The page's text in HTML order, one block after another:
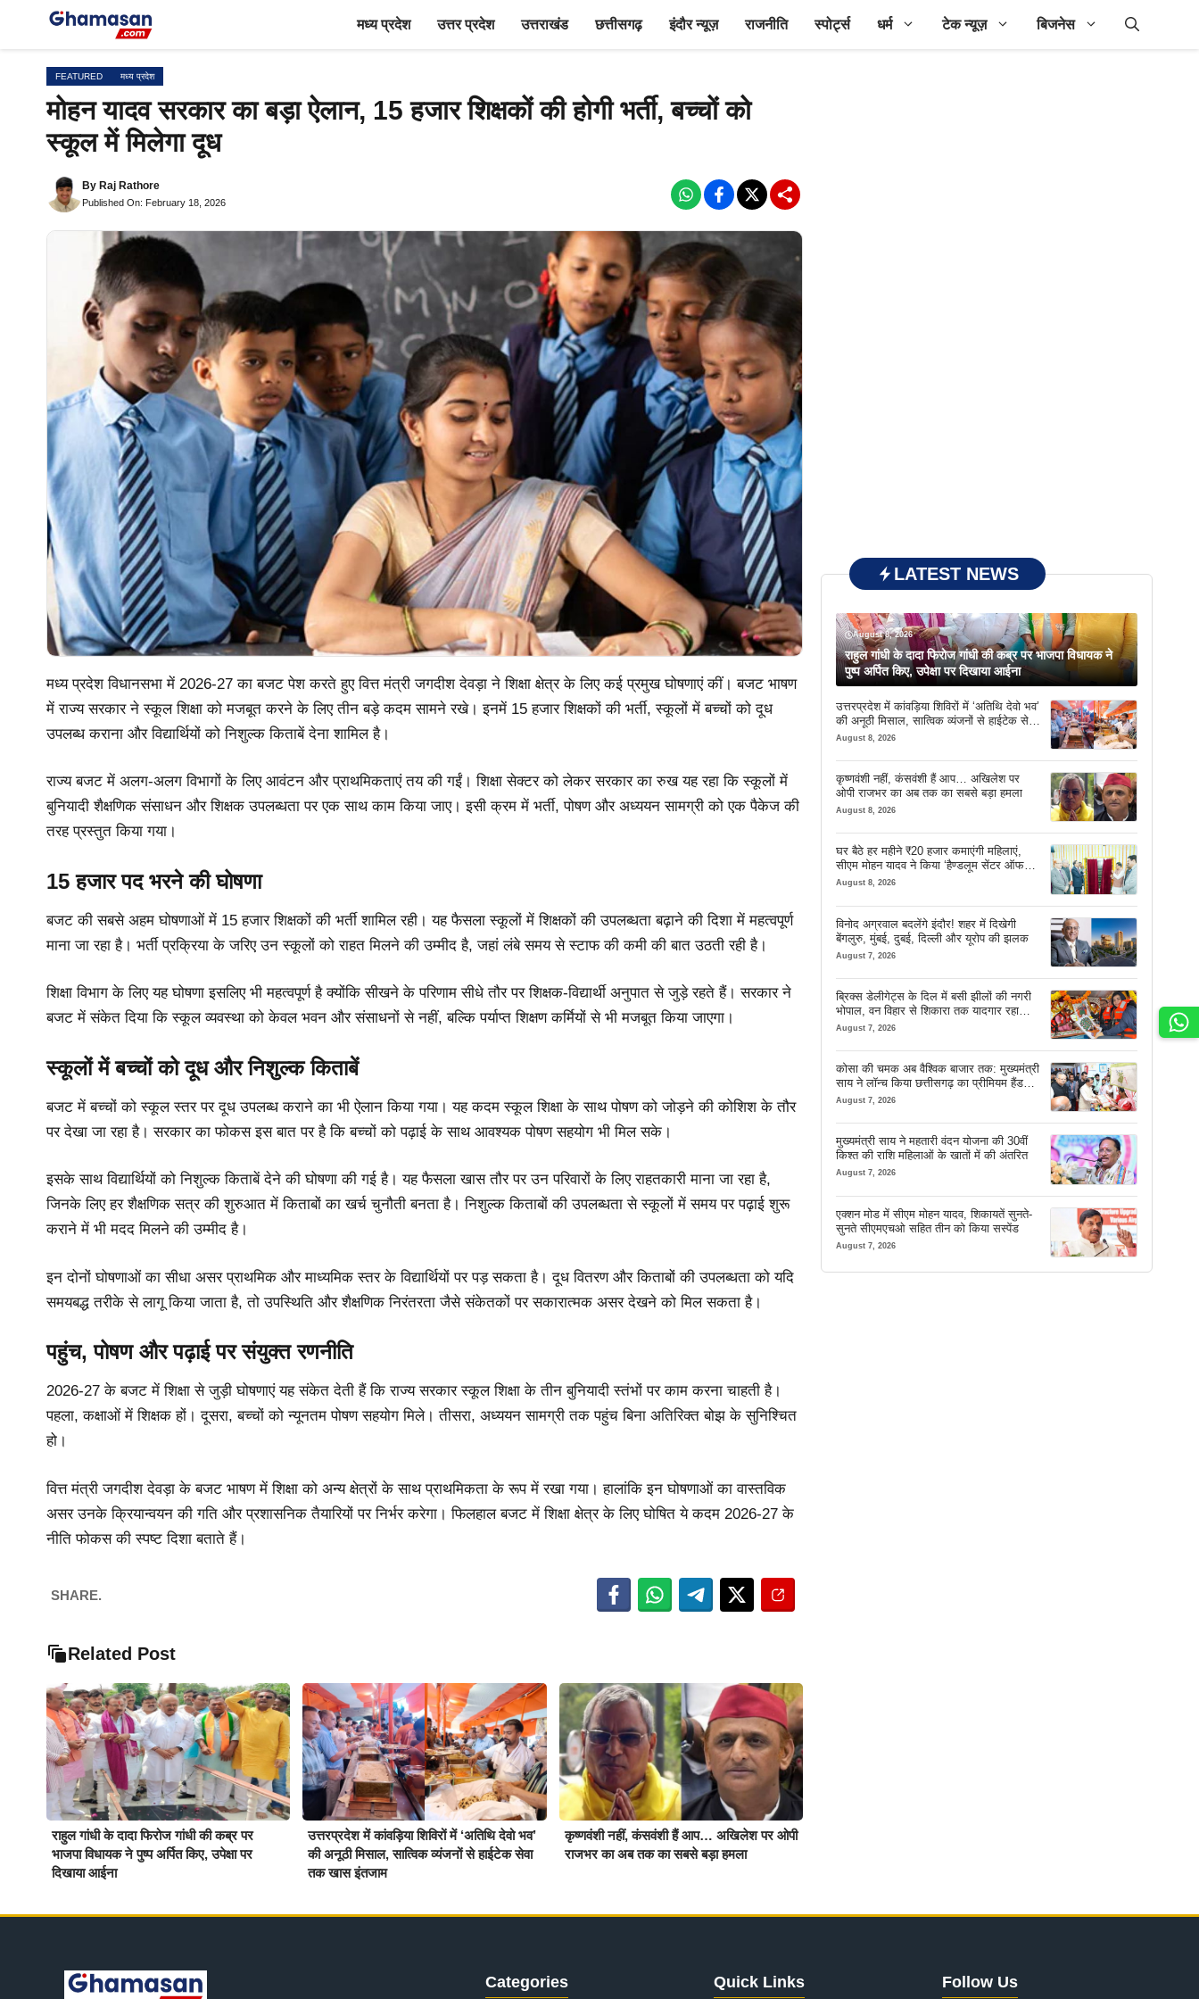
मध्य प्रदेश उत्तर प्रदेश उत्तराखंड छत्तीसगढ़ इंदौर न्यूज़ राजनीति स्पोर्ट्स धर्म टेक न्यूज़ बिजनेस
FEATURED मध्य प्रदेश
मोहन यादव सरकार का बड़ा ऐलान, 15 हजार शिक्षकों की होगी भर्ती, बच्चों को
स्कूल में मिलेगा दूध
By Raj Rathore
Published On: February 18, 2026
मध्य प्रदेश विधानसभा में 2026-27 का बजट पेश करते हुए वित्त मंत्री जगदीश देवड़ा ने शिक्षा क्षेत्र के लिए कई प्रमुख घोषणाएं कीं। बजट भाषण
में राज्य सरकार ने स्कूल शिक्षा को मजबूत करने के लिए तीन बड़े कदम सामने रखे। इनमें 15 हजार शिक्षकों की भर्ती, स्कूलों में बच्चों को दूध
उपलब्ध कराना और विद्यार्थियों को निशुल्क किताबें देना शामिल है।
राज्य बजट में अलग-अलग विभागों के लिए आवंटन और प्राथमिकताएं तय की गईं। शिक्षा सेक्टर को लेकर सरकार का रुख यह रहा कि स्कूलों में
बुनियादी शैक्षणिक संसाधन और शिक्षक उपलब्धता पर एक साथ काम किया जाए। इसी क्रम में भर्ती, पोषण और अध्ययन सामग्री को एक पैकेज की
तरह प्रस्तुत किया गया।
15 हजार पद भरने की घोषणा
बजट की सबसे अहम घोषणाओं में 15 हजार शिक्षकों की भर्ती शामिल रही। यह फैसला स्कूलों में शिक्षकों की उपलब्धता बढ़ाने की दिशा में महत्वपूर्ण
माना जा रहा है। भर्ती प्रक्रिया के जरिए उन स्कूलों को राहत मिलने की उम्मीद है, जहां लंबे समय से स्टाफ की कमी की बात उठती रही है।
शिक्षा विभाग के लिए यह घोषणा इसलिए भी महत्वपूर्ण है क्योंकि सीखने के परिणाम सीधे तौर पर शिक्षक-विद्यार्थी अनुपात से जुड़े रहते हैं। सरकार ने
बजट में संकेत दिया कि स्कूल व्यवस्था को केवल भवन और संसाधनों से नहीं, बल्कि पर्याप्त शिक्षण कर्मियों से भी मजबूत किया जाएगा।
स्कूलों में बच्चों को दूध और निशुल्क किताबें
बजट में बच्चों को स्कूल स्तर पर दूध उपलब्ध कराने का भी ऐलान किया गया। यह कदम स्कूल शिक्षा के साथ पोषण को जोड़ने की कोशिश के तौर
पर देखा जा रहा है। सरकार का फोकस इस बात पर है कि बच्चों को पढ़ाई के साथ आवश्यक पोषण सहयोग भी मिल सके।
इसके साथ विद्यार्थियों को निशुल्क किताबें देने की घोषणा की गई है। यह फैसला खास तौर पर उन परिवारों के लिए राहतकारी माना जा रहा है,
जिनके लिए हर शैक्षणिक सत्र की शुरुआत में किताबों का खर्च चुनौती बनता है। निशुल्क किताबों की उपलब्धता से स्कूलों में समय पर पढ़ाई शुरू
कराने में भी मदद मिलने की उम्मीद है।
इन दोनों घोषणाओं का सीधा असर प्राथमिक और माध्यमिक स्तर के विद्यार्थियों पर पड़ सकता है। दूध वितरण और किताबों की उपलब्धता को यदि
समयबद्ध तरीके से लागू किया जाता है, तो उपस्थिति और शैक्षणिक निरंतरता जैसे संकेतकों पर सकारात्मक असर देखने को मिल सकता है।
पहुंच, पोषण और पढ़ाई पर संयुक्त रणनीति
2026-27 के बजट में शिक्षा से जुड़ी घोषणाएं यह संकेत देती हैं कि राज्य सरकार स्कूल शिक्षा के तीन बुनियादी स्तंभों पर काम करना चाहती है।
पहला, कक्षाओं में शिक्षक हों। दूसरा, बच्चों को न्यूनतम पोषण सहयोग मिले। तीसरा, अध्ययन सामग्री तक पहुंच बिना अतिरिक्त बोझ के सुनिश्चित
हो।
वित्त मंत्री जगदीश देवड़ा के बजट भाषण में शिक्षा को अन्य क्षेत्रों के साथ प्राथमिकता के रूप में रखा गया। हालांकि इन घोषणाओं का वास्तविक
असर उनके क्रियान्वयन की गति और प्रशासनिक तैयारियों पर निर्भर करेगा। फिलहाल बजट में शिक्षा क्षेत्र के लिए घोषित ये कदम 2026-27 के
नीति फोकस की स्पष्ट दिशा बताते हैं।
SHARE.
Related Post
राहुल गांधी के दादा फिरोज गांधी की कब्र पर
भाजपा विधायक ने पुष्प अर्पित किए, उपेक्षा पर
दिखाया आईना
उत्तरप्रदेश में कांवड़िया शिविरों में ‘अतिथि देवो भव’
की अनूठी मिसाल, सात्विक व्यंजनों से हाईटेक सेवा
तक खास इंतजाम
कृष्णवंशी नहीं, कंसवंशी हैं आप… अखिलेश पर ओपी
राजभर का अब तक का सबसे बड़ा हमला
LATEST NEWS
August 8, 2026
राहुल गांधी के दादा फिरोज गांधी की कब्र पर भाजपा विधायक ने
पुष्प अर्पित किए, उपेक्षा पर दिखाया आईना
उत्तरप्रदेश में कांवड़िया शिविरों में ‘अतिथि देवो भव’
की अनूठी मिसाल, सात्विक व्यंजनों से हाईटेक सेवा
तक खास इंतजाम
August 8, 2026
कृष्णवंशी नहीं, कंसवंशी हैं आप… अखिलेश पर
ओपी राजभर का अब तक का सबसे बड़ा हमला
August 8, 2026
घर बैठे हर महीने ₹20 हजार कमाएंगी महिलाएं,
सीएम मोहन यादव ने किया ‘हैण्डलूम सेंटर ऑफ
एक्सीलेंस’ का शुभारंभ
August 8, 2026
विनोद अग्रवाल बदलेंगे इंदौर! शहर में दिखेगी
बेंगलुरु, मुंबई, दुबई, दिल्ली और यूरोप की झलक
August 7, 2026
ब्रिक्स डेलीगेट्स के दिल में बसी झीलों की नगरी
भोपाल, वन विहार से शिकारा तक यादगार रहा
सफर
August 7, 2026
कोसा की चमक अब वैश्विक बाजार तक: मुख्यमंत्री
साय ने लॉन्च किया छत्तीसगढ़ का प्रीमियम हैंडलूम
ब्रांड ‘कोशल फैब’
August 7, 2026
मुख्यमंत्री साय ने महतारी वंदन योजना की 30वीं
किश्त की राशि महिलाओं के खातों में की अंतरित
August 7, 2026
एक्शन मोड में सीएम मोहन यादव, शिकायतें सुनते-
सुनते सीएमएचओ सहित तीन को किया सस्पेंड
August 7, 2026
Categories Quick Links Follow Us